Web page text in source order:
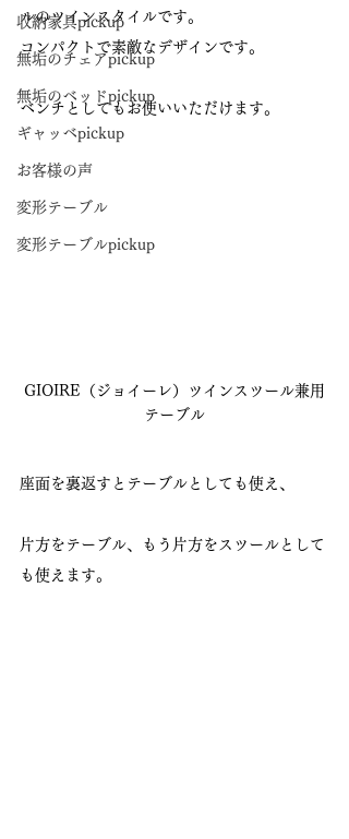
収納家具pickup
無垢のチェアpickup
無垢のベッドpickup
ギャッベpickup
お客様の声
変形テーブル
変形テーブルpickup
ルのツインスタイルです。
コンパクトで素敵なデザインです。
ベンチとしてもお使いいただけます。
GIOIRE（ジョイーレ）ツインスツール兼用
テーブル
座面を裏返すとテーブルとしても使え、
片方をテーブル、もう片方をスツールとして
も使えます。